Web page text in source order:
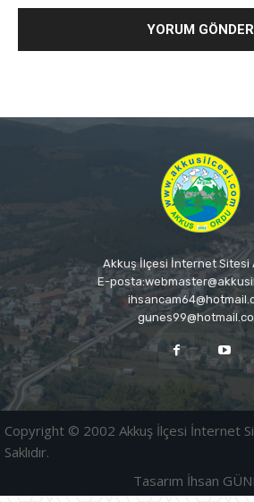
Akkuş İlçesi İnternet Sitesi
E-
Copyright © 2002 Akkuş İlçesi İnternet
Saklıdır.
Tasarım İhsan